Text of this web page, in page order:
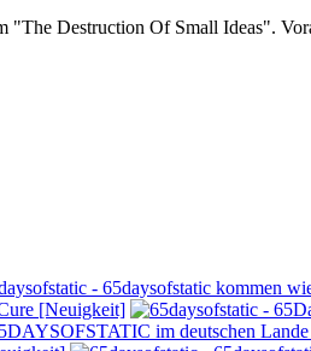
Destruction Of Small Ideas".